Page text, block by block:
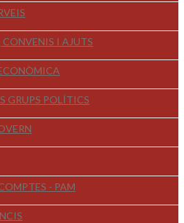
I AJUTS
GRUPS POLÍTICS
- PAM